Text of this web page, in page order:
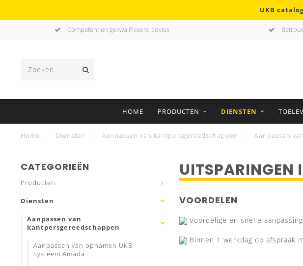
UKB
Competent en gekwalificeerd advies
HOME PRODUCTEN DIENSTEN
Home Diensten Aanpassen van kantpersgereedschappen Aanpassen
CATEGORIEËN
Producten
Diensten
Aanpassen van
kantpersgereedschappen
Aanpassen van opnamen UKB-
Systeem Amada
UITSPARINGEN
VOORDELEN
Voordelige en snelle
Binnen 1 werkdag op afspraak